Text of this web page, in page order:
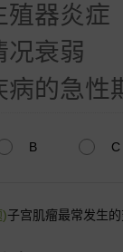
殖器炎症
况衰弱
病的急性
B C
)子宫肌瘤最常发生